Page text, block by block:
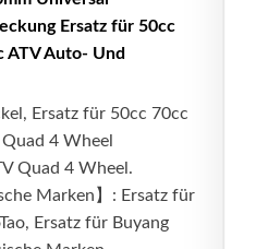
Ersatz für 50cc
ATV Auto- Und
Ersatz für 50cc 70cc
4 Wheel
Quad 4 Wheel.
Marken】: Ersatz für
Ersatz für Buyang